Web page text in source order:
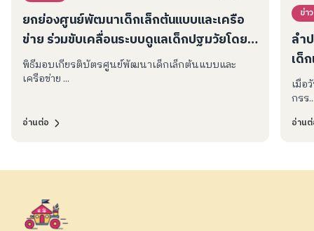
ยกย่องศูนย์พัฒนาเด็กเล็กต้นแบบและเครือ
ข่าย ร่วมขับเคลื่อนระบบดูแลเด็กปฐมวัยโดย
ชุมชนท้องถิ่น เสริมสร้างคุณภาพชีวิตเด็กไทย
พิธีมอบเกียรติบัตรศูนย์พัฒนาเด็กเล็กต้นแบบและ
เครือข่าย ...
อ่านต่อ
ข่า
ลำ
เด็
ปฐ
เมื่อ
กรร
อ่าน